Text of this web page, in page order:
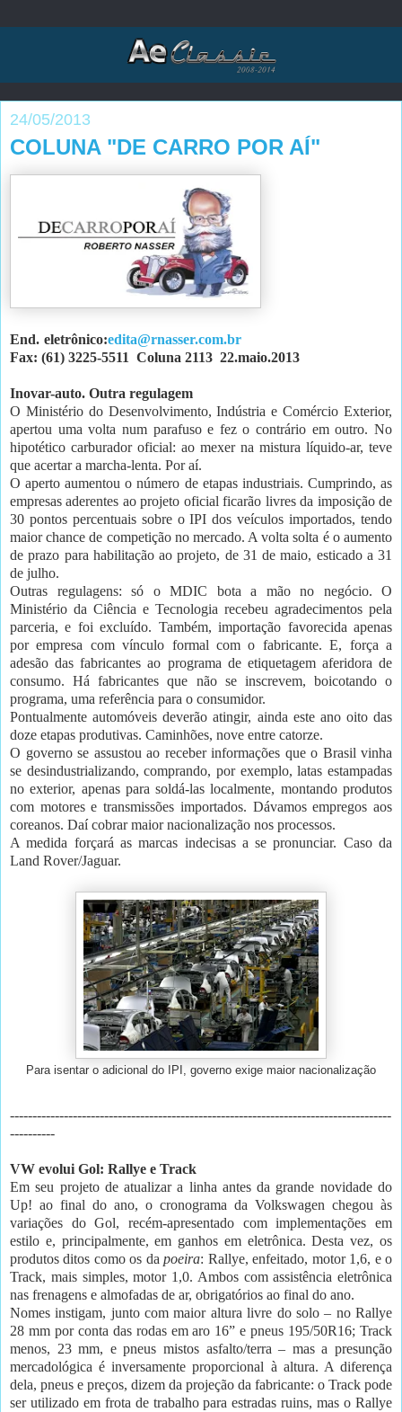
24/05/2013
COLUNA "DE CARRO POR AÍ"
End. eletrônico:edita@rnasser.com.br
Fax: (61) 3225-5511 Coluna 2113 22.maio.2013
Inovar-auto. Outra regulagem
O Ministério do Desenvolvimento, Indústria e Comércio Exterior,
apertou uma volta num parafuso e fez o contrário em outro. No
hipotético carburador oficial: ao mexer na mistura líquido-ar, teve
que acertar a marcha-lenta. Por aí.
O aperto aumentou o número de etapas industriais. Cumprindo, as
empresas aderentes ao projeto oficial ficarão livres da imposição de
30 pontos percentuais sobre o IPI dos veículos importados, tendo
maior chance de competição no mercado. A volta solta é o aumento
de prazo para habilitação ao projeto, de 31 de maio, esticado a 31
de julho.
Outras regulagens: só o MDIC bota a mão no negócio. O
Ministério da Ciência e Tecnologia recebeu agradecimentos pela
parceria, e foi excluído. Também, importação favorecida apenas
por empresa com vínculo formal com o fabricante. E, força a
adesão das fabricantes ao programa de etiquetagem aferidora de
consumo. Há fabricantes que não se inscrevem, boicotando o
programa, uma referência para o consumidor.
Pontualmente automóveis deverão atingir, ainda este ano oito das
doze etapas produtivas. Caminhões, nove entre catorze.
O governo se assustou ao receber informações que o Brasil vinha
se desindustrializando, comprando, por exemplo, latas estampadas
no exterior, apenas para soldá-las localmente, montando produtos
com motores e transmissões importados. Dávamos empregos aos
coreanos. Daí cobrar maior nacionalização nos processos.
A medida forçará as marcas indecisas a se pronunciar. Caso da
Land Rover/Jaguar.
Para isentar o adicional do IPI, governo exige maior nacionalização
-------------------------------------------------------------------------------------
----------
VW evolui Gol: Rallye e Track
Em seu projeto de atualizar a linha antes da grande novidade do
Up! ao final do ano, o cronograma da Volkswagen chegou às
variações do Gol, recém-apresentado com implementações em
estilo e, principalmente, em ganhos em eletrônica. Desta vez, os
produtos ditos como os dapoeira: Rallye, enfeitado, motor 1,6, e o
Track, mais simples, motor 1,0. Ambos com assistência eletrônica
nas frenagens e almofadas de ar, obrigatórios ao final do ano.
Nomes instigam, junto com maior altura livre do solo – no Rallye
28 mm por conta das rodas em aro 16” e pneus 195/50R16; Track
menos, 23 mm, e pneus mistos asfalto/terra – mas a presunção
mercadológica é inversamente proporcional à altura. A diferença
dela, pneus e preços, dizem da projeção da fabricante: o Track pode
ser utilizado em frota de trabalho para estradas ruins, mas o Rallye